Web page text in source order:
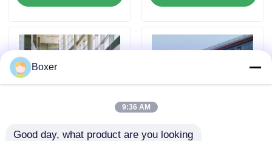
মামলা
স্পেস ফ্রেম ট্রাস
Boxer
9:36 AM
Good day, what product are you looking